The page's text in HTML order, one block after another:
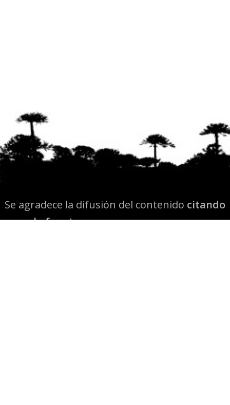
Se agradece la difusión del contenido citando
la fuente www.mapuexpress.org